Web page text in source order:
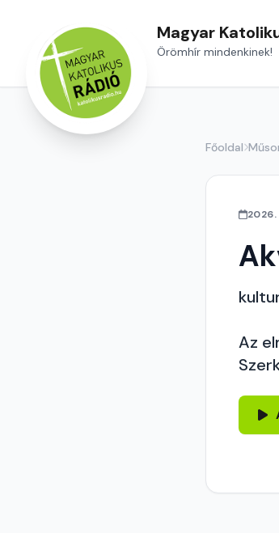
Magyar
Örömhír mindenkinek!
Főoldal
Az